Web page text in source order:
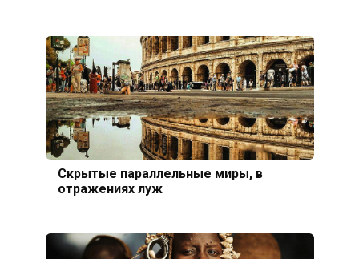
Скрытые параллельные миры, в
отражениях луж